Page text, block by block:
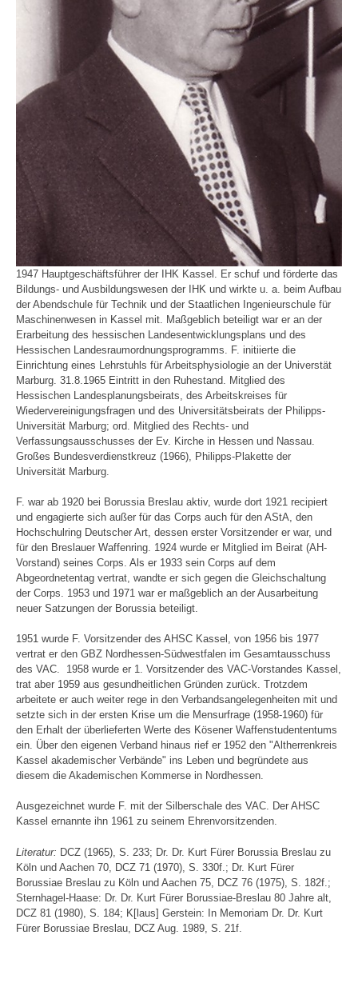
1947 Hauptgeschäftsführer der IHK Kassel. Er schuf und förderte das
Bildungs- und Ausbildungswesen der IHK und wirkte u. a. beim Aufbau
der Abendschule für Technik und der Staatlichen Ingenieurschule für
Maschinenwesen in Kassel mit. Maßgeblich beteiligt war er an der
Erarbeitung des hessischen Landesentwicklungsplans und des
Hessischen Landesraumordnungsprogramms. F. initiierte die
Einrichtung eines Lehrstuhls für Arbeitsphysiologie an der Universtät
Marburg. 31.8.1965 Eintritt in den Ruhestand. Mitglied des
Hessischen Landesplanungsbeirats, des Arbeitskreises für
Wiedervereinigungsfragen und des Universitätsbeirats der Philipps-
Universität Marburg; ord. Mitglied des Rechts- und
Verfassungsausschusses der Ev. Kirche in Hessen und Nassau.
Großes Bundesverdienstkreuz (1966), Philipps-Plakette der
Universität Marburg.
F. war ab 1920 bei Borussia Breslau aktiv, wurde dort 1921 recipiert
und engagierte sich außer für das Corps auch für den AStA, den
Hochschulring Deutscher Art, dessen erster Vorsitzender er war, und
für den Breslauer Waffenring. 1924 wurde er Mitglied im Beirat (AH-
Vorstand) seines Corps. Als er 1933 sein Corps auf dem
Abgeordnetentag vertrat, wandte er sich gegen die Gleichschaltung
der Corps. 1953 und 1971 war er maßgeblich an der Ausarbeitung
neuer Satzungen der Borussia beteiligt.
1951 wurde F. Vorsitzender des AHSC Kassel, von 1956 bis 1977
vertrat er den GBZ Nordhessen-Südwestfalen im Gesamtausschuss
des VAC. 1958 wurde er 1. Vorsitzender des VAC-Vorstandes Kassel,
trat aber 1959 aus gesundheitlichen Gründen zurück. Trotzdem
arbeitete er auch weiter rege in den Verbandsangelegenheiten mit und
setzte sich in der ersten Krise um die Mensurfrage (1958-1960) für
den Erhalt der überlieferten Werte des Kösener Waffenstudententums
ein. Über den eigenen Verband hinaus rief er 1952 den "Altherrenkreis
Kassel akademischer Verbände" ins Leben und begründete aus
diesem die Akademischen Kommerse in Nordhessen.
Ausgezeichnet wurde F. mit der Silberschale des VAC. Der AHSC
Kassel ernannte ihn 1961 zu seinem Ehrenvorsitzenden.
Literatur: DCZ (1965), S. 233; Dr. Dr. Kurt Fürer Borussia Breslau zu
Köln und Aachen 70, DCZ 71 (1970), S. 330f.; Dr. Kurt Fürer
Borussiae Breslau zu Köln und Aachen 75, DCZ 76 (1975), S. 182f.;
Sternhagel-Haase: Dr. Dr. Kurt Fürer Borussiae-Breslau 80 Jahre alt,
DCZ 81 (1980), S. 184; K[laus] Gerstein: In Memoriam Dr. Dr. Kurt
Fürer Borussiae Breslau, DCZ Aug. 1989, S. 21f.